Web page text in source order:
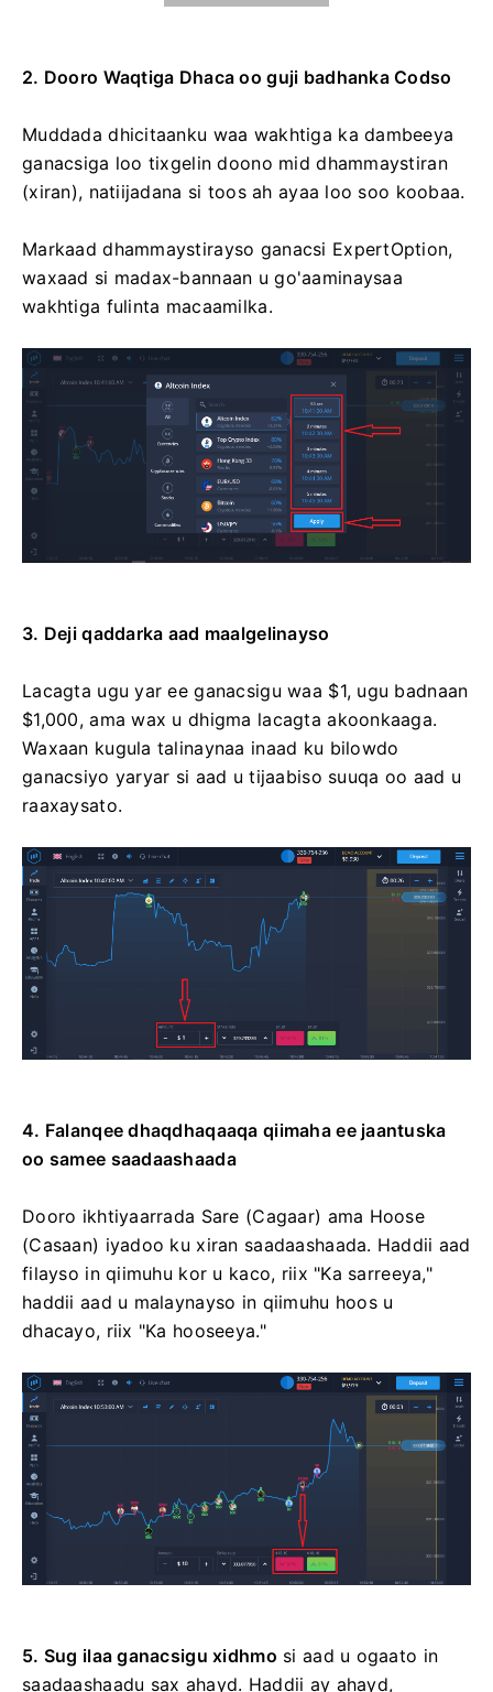
2. Dooro Waqtiga Dhaca oo guji badhanka Codso
Muddada dhicitaanku waa wakhtiga ka dambeeya
(xiran), natiijadana si toos ah ayaa loo soo koobaa.
Markaad dhammaystirayso ganacsi ExpertOption,
wakhtiga fulinta macaamilka.
3. Deji qaddarka aad maalgelinayso
Lacagta ugu yar ee ganacsigu waa $1, ugu badnaan
$1,000, ama wax u dhigma lacagta akoonkaaga.
Waxaan kugula talinaynaa inaad ku bilowdo
raaxaysato.
oo samee saadaashaada
Dooro ikhtiyaarrada Sare (Cagaar) ama Hoose
(Casaan) iyadoo ku xiran saadaashaada. Haddii aad
filayso in qiimuhu kor u kaco, riix "Ka sarreeya,"
dhacayo, riix "Ka hooseeya."